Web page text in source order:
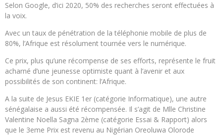
Selon Google, d’ici 2020, 50% des recherches seront effectuées à
la voix.
Avec un taux de pénétration de la téléphonie mobile de plus de
80%, l’Afrique est résolument tournée vers le numérique.
Ce prix, plus qu’une récompense de ses efforts, représente le fruit
acharné d’une jeunesse optimiste quant à l’avenir et aux
possibilités de son continent: l’Afrique.
A la suite de Jesus EKIE 1er (catégorie Informatique), une autre
sénégalaise a aussi été récompensée. Il s’agit de Mlle Christine
Valentine Noella Sagna 2ème (catégorie Essai & Rapport) alors
que le 3eme Prix est revenu au Nigérian Oreoluwa Olorode